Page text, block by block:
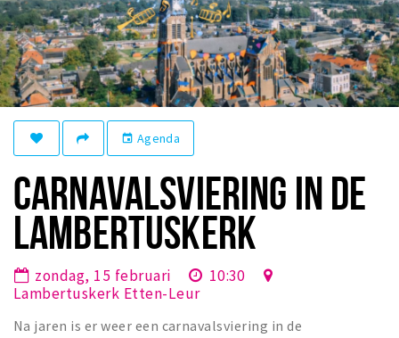
Drinken
Slapen
Recreatief
Winkels
Winkelgebieden
Bezienswaardigheden
Musea, theaters & podia
Uitjes & activiteiten
Toeristische routes
Natuurgebieden
event Agenda
CARNAVALSVIERING IN DE
LAMBERTUSKERK
zondag, 15 februari
10:30
Lambertuskerk Etten-Leur
Na jaren is er weer een carnavalsviering in de